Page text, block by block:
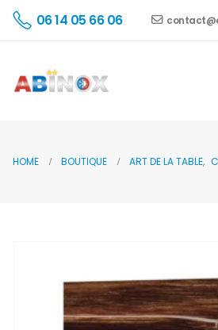
06 14 05 66 06
HOME BOUTIQUE ART DE LA TABLE,